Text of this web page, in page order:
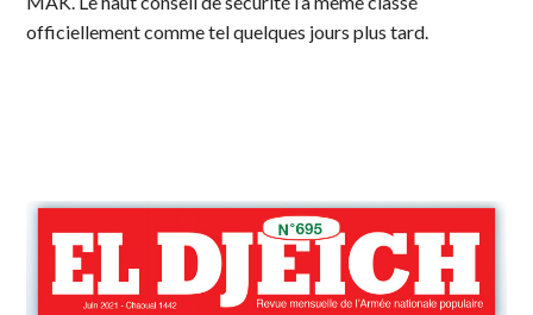
officiellement comme tel quelques jours plus tard.